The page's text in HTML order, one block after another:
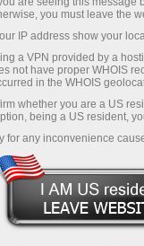
Section
marché.
outils,
InstaForex,
et de
vidéos, des
you must leave the
IP address show your
a VPN provided by a
not have proper WHOIS
in the WHOIS
whether you are a US
being a US resident,
for any inconvenience